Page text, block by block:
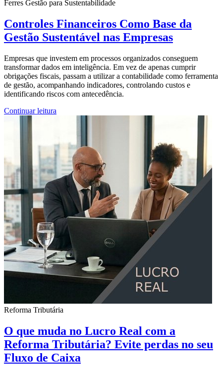
Ferres Gestão para Sustentabilidade
Controles Financeiros Como Base da
Gestão Sustentável nas Empresas
Empresas que investem em processos organizados conseguem
transformar dados em inteligência. Em vez de apenas cumprir
obrigações fiscais, passam a utilizar a contabilidade como ferramenta
de gestão, acompanhando indicadores, controlando custos e
identificando riscos com antecedência.
Continuar leitura
Reforma Tributária
O que muda no Lucro Real com a
Reforma Tributária? Evite perdas no seu
Fluxo de Caixa